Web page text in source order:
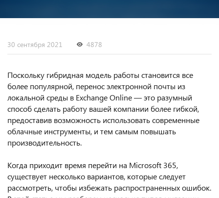
30 сентября 2021 4878
Поскольку гибридная модель работы становится все
более популярной, перенос электронной почты из
локальной среды в Exchange Online — это разумный
способ сделать работу вашей компании более гибкой,
предоставив возможность использовать современные
облачные инструменты, и тем самым повышать
производительность.
Когда приходит время перейти на Microsoft 365,
существует несколько вариантов, которые следует
рассмотреть, чтобы избежать распространенных ошибок.